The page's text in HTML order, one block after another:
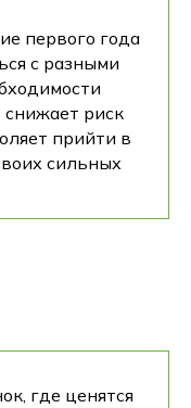
первого года
с разными
снижает риск
прийти в
сильных
где ценятся